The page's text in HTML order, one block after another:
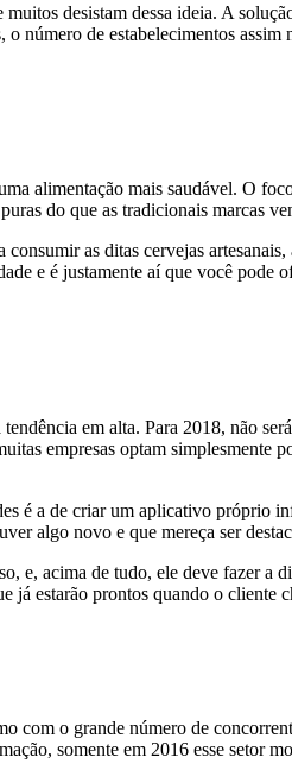
desistam dessa ideia. A
número de estabelecimentos
alimentação mais saudável. O
do que as tradicionais marcas
as ditas cervejas
e é justamente aí que você
em alta. Para 2018, não
empresas optam
é a de criar um aplicativo próprio
algo novo e que mereça ser
acima de tudo, ele deve fazer a
estarão prontos quando o cliente
com o grande número de
somente em 2016 esse setor